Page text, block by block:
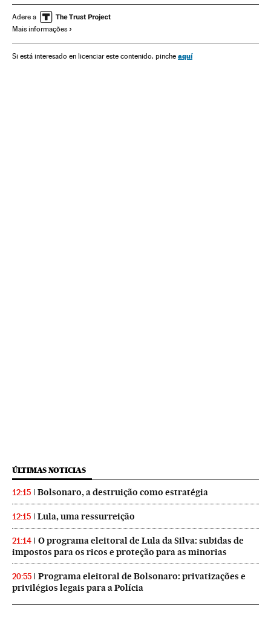
Corrupção política Partidos políticos
Construção América Empresas Delitos Política
Adere a
Mais informações
Si está interesado en licenciar este contenido, pinche aquí
ÚLTIMAS NOTICIAS
12:15 Bolsonaro, a destruição como estratégia
12:15 Lula, uma ressurreição
21:14
O programa eleitoral de Lula da Silva: subidas de
impostos para os ricos e proteção para as minorias
20:55
Programa eleitoral de Bolsonaro: privatizações e
privilégios legais para a Polícia